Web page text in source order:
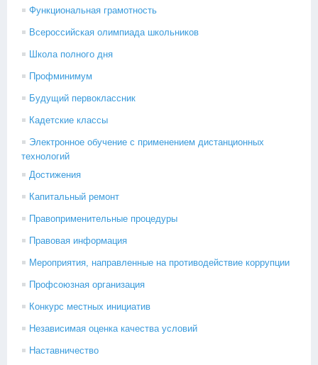
Функциональная грамотность
Всероссийская олимпиада школьников
Школа полного дня
Профминимум
Будущий первоклассник
Кадетские классы
Электронное обучение с применением дистанционных
технологий
Достижения
Капитальный ремонт
Правоприменительные процедуры
Правовая информация
Мероприятия, направленные на противодействие коррупции
Профсоюзная организация
Конкурс местных инициатив
Независимая оценка качества условий
Наставничество